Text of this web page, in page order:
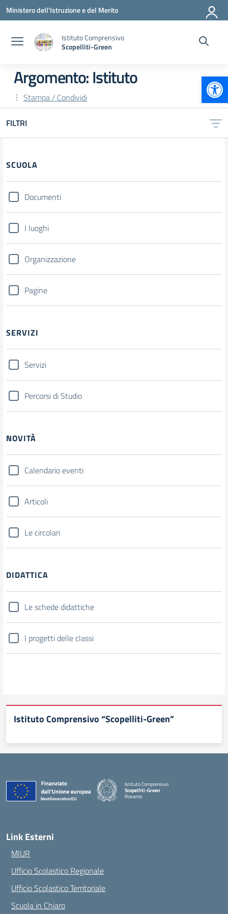
Vai ai contenuti
Vai al menu di navigazione
Vai al footer
Ministero dell'Istruzione e del Merito
Istituto Comprensivo
Scopelliti-Green
Argomento: Istituto
Stampa / Condividi
FILTRI
Filtri
SCUOLA
Documenti
I luoghi
Organizzazione
Pagine
SERVIZI
Servizi
Percorsi di Studio
NOVITÀ
Calendario eventi
Articoli
Le circolari
DIDATTICA
Le schede didattiche
I progetti delle classi
Istituto Comprensivo “Scopelliti-Green”
Istituto Comprensivo
Scopelliti-Green
Rosarno
Link Esterni
MIUR
Ufficio Scolastico Regionale
Ufficio Scolastico Territoriale
Scuola in Chiaro